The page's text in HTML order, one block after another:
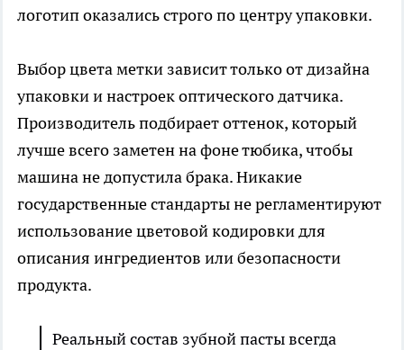
логотип оказались строго по центру упаковки.
Выбор цвета метки зависит только от дизайна
упаковки и настроек оптического датчика.
Производитель подбирает оттенок, который
лучше всего заметен на фоне тюбика, чтобы
машина не допустила брака. Никакие
государственные стандарты не регламентируют
использование цветовой кодировки для
описания ингредиентов или безопасности
продукта.
Реальный состав зубной пасты всегда